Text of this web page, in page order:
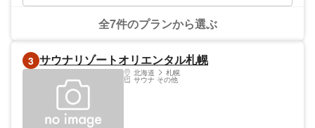
全7件のプランから選ぶ
3 サウナリゾートオリエンタル札幌
北海道 札幌
サウナ その他